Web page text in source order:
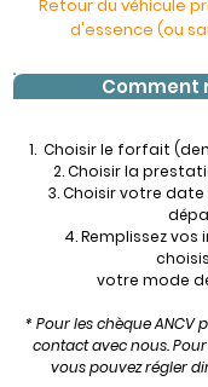
Retour du véhicule
d'essence (ou
Comment
1. Choisir le forfait
2. Choisir la
3. Choisir votre
4. Remplissez
votre mode
* Pour les chèque ANCV
contact avec nous.
vous pouvez régler